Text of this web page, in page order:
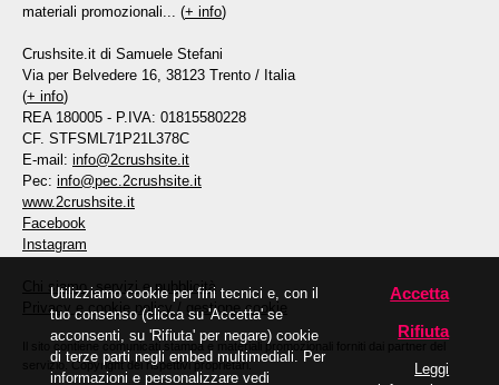
materiali promozionali... (+ info)
Crushsite.it di Samuele Stefani
Via per Belvedere 16, 38123 Trento / Italia
(+ info)
REA 180005 - P.IVA: 01815580228
CF. STFSML71P21L378C
E-mail: info@2crushsite.it
Pec: info@pec.2crushsite.it
www.2crushsite.it
Facebook
Instagram
Chi siamo, servizi e pubblicità
Privacy e cookie policy/ gestione cookie
Il sito contiene comunicati stampa e materiali promozionali forniti dai partner del
servizio. Copyright dei rispettivi proprietari.
Utilizziamo cookie per fini tecnici e, con il
tuo consenso (clicca su 'Accetta' se
acconsenti, su 'Rifiuta' per negare) cookie
di terze parti negli embed multimediali. Per
informazioni e personalizzare vedi
Accetta
Rifiuta
Leggi